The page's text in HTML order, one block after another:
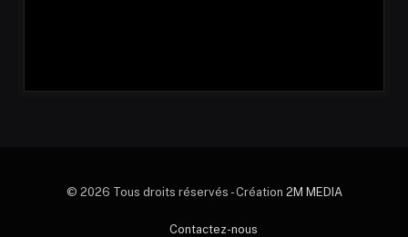
© 2026 Tous droits réservés - Création 2M MEDIA
Contactez-nous